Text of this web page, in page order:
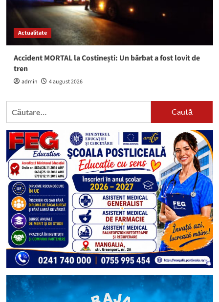
Actualitate
Accident MORTAL la Costinești: Un bărbat a fost lovit de
tren
admin 4 august 2026